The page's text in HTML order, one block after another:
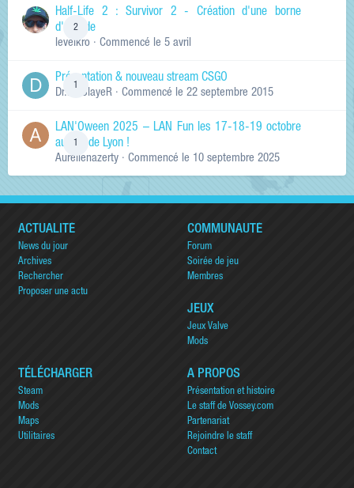
2
Half-Life 2 : Survivor 2 - Création d'une borne
d'arcade
levelkro · Commencé le 5 avril
Présentation & nouveau stream CSGO
Dr.KinSlayeR · Commencé le 22 septembre 2015
LAN'Oween 2025 – LAN Fun les 17-18-19 octobre
au sud de Lyon !
Aurelienazerty · Commencé le 10 septembre 2025
ACTUALITÉ
News du jour
Archives
Rechercher
Proposer une actu
COMMUNAUTÉ
Forum
Soirée de jeu
Membres
JEUX
Jeux Valve
Mods
TÉLÉCHARGER
Steam
Mods
Maps
Utilitaires
A PROPOS
Présentation et histoire
Le staff de Vossey.com
Partenariat
Rejoindre le staff
Contact